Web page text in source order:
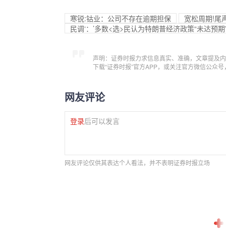
寒锐:钴业：公司不存在逾期担保
宽松周期!尾
民调‘：’多数<选>民认为特朗普经济政策“未达预期
声明：证券时报力求信息真实、准确，文章提及
下载“证券时报”官方APP，或关注官方微信公众
网友评论
登录后可以发言
网友评论仅供其表达个人看法，并不表明证券时报立场